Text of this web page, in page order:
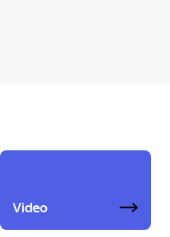
Video